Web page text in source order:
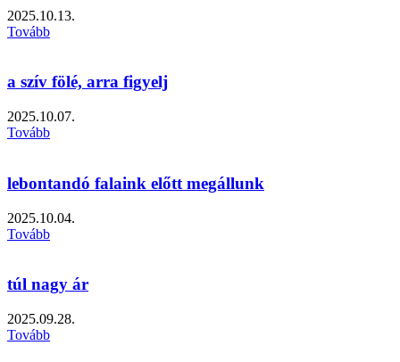
2025.10.13.
Tovább
a szív fölé, arra figyelj
2025.10.07.
Tovább
lebontandó falaink előtt megállunk
2025.10.04.
Tovább
túl nagy ár
2025.09.28.
Tovább